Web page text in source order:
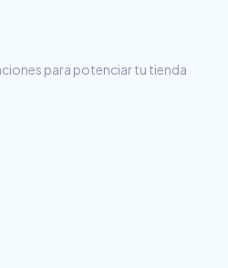
para potenciar tu tienda